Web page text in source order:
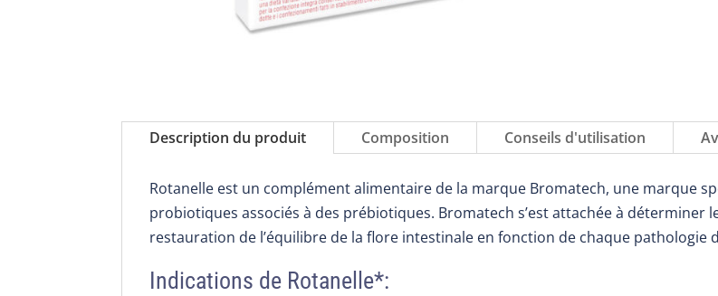
Description du produit Composition Conseils d'utilisation
Rotanelle est un complément alimentaire de la marque Bromatech, une marque
probiotiques associés à des prébiotiques. Bromatech s’est attachée à déterminer
restauration de l’équilibre de la flore intestinale en fonction de chaque pathologie
Indications de Rotanelle*: